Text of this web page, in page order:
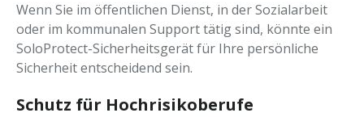
Wenn Sie im öffentlichen Dienst, in der Sozialarbeit
oder im kommunalen Support tätig sind, könnte ein
SoloProtect-Sicherheitsgerät für Ihre persönliche
Sicherheit entscheidend sein.
Schutz für Hochrisikoberufe